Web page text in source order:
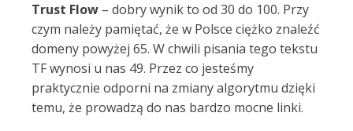
Trust Flow – dobry wynik to od 30 do 100. Przy
czym należy pamiętać, że w Polsce ciężko znaleźć
domeny powyżej 65. W chwili pisania tego tekstu
TF wynosi u nas 49. Przez co jesteśmy
praktycznie odporni na zmiany algorytmu dzięki
temu, że prowadzą do nas bardzo mocne linki.